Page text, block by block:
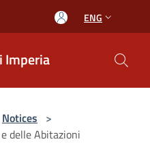
ENG
Imperia
Notices >
delle Abitazioni